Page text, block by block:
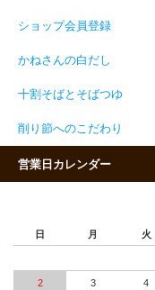
ショップ会員登録
かねさんの白だし
十割そばとそばつゆ
削り節へのこだわり
営業日カレンダー
日 月 火
2 3 4